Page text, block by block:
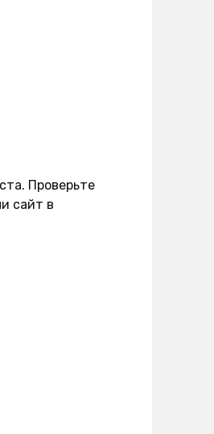
Проверьте
сайт в